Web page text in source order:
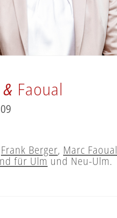
& Faoual
Frank Berger, Marc Faoual
für Ulm und Neu-Ulm.